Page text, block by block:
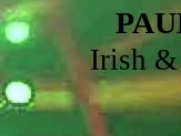
Irish